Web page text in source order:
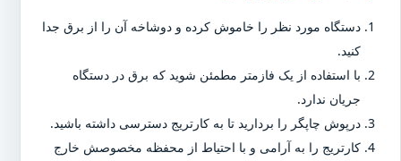
دستگاه مورد نظر را خاموش کرده و دوشاخه آن را از برق جدا
کنید.
با استفاده از یک فازمتر مطمئن شوید که برق در دستگاه
جریان ندارد.
درپوش چاپگر را بردارید تا به کارتریج دسترسی داشته باشید.
کارتریج را به آرامی و با احتیاط از محفظه مخصوصش خارج